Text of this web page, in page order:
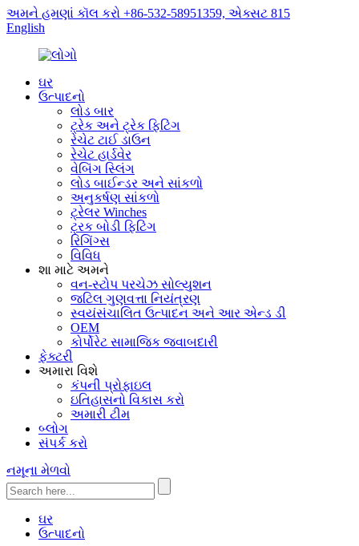
અમને હમણાં કૉલ કરો +86-532-58951359, એક્સટ 815
English
ઘર
ઉત્પાદનો
લોડ બાર
ટ્રેક અને ટ્રેક ફિટિંગ
રેચેટ ટાઈ ડાઉન
રેચેટ હાર્ડવેર
વેબિંગ સ્લિંગ
લોડ બાઈન્ડર અને સાંકળો
અનુકર્ષણ સાંકળો
ટ્રેલર Winches
ટ્રક બોડી ફિટિંગ
રિગિંગ્સ
વિવિધ
શા માટે અમને
વન-સ્ટોપ પરચેઝ સોલ્યુશન
જટિલ ગુણવત્તા નિયંત્રણ
સ્વયંસંચાલિત ઉત્પાદન અને આર એન્ડ ડી
OEM
કોર્પોરેટ સામાજિક જવાબદારી
ફેક્ટરી
અમારા વિશે
કંપની પ્રોફાઇલ
ઇતિહાસનો વિકાસ કરો
અમારી ટીમ
બ્લોગ
સંપર્ક કરો
નમૂના મેળવો
ઘર
ઉત્પાદનો